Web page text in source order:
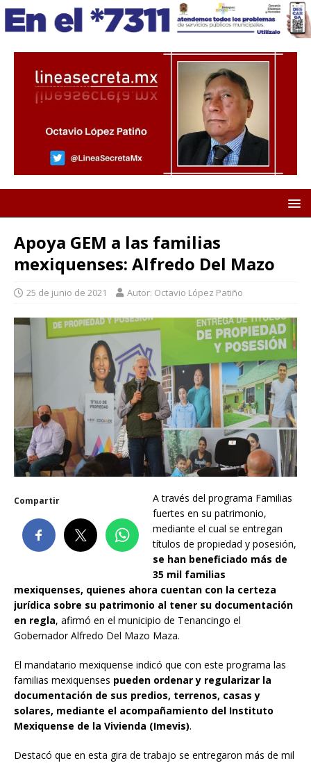
Apoya GEM a las familias
mexiquenses: Alfredo Del Mazo
25 de junio de 2021 Autor: Octavio López Patiño
Compartir
A través del programa Familias
fuertes en su patrimonio,
mediante el cual se entregan
títulos de propiedad y posesión,
se han beneficiado más de
35 mil familias
mexiquenses, quienes ahora cuentan con la certeza
jurídica sobre su patrimonio al tener su documentación
en regla, afirmó en el municipio de Tenancingo el
Gobernador Alfredo Del Mazo Maza.
El mandatario mexiquense indicó que con este programa las
familias mexiquenses pueden ordenar y regularizar la
documentación de sus predios, terrenos, casas y
solares, mediante el acompañamiento del Instituto
Mexiquense de la Vivienda (Imevis).
Destacó que en esta gira de trabajo se entregaron más de mil